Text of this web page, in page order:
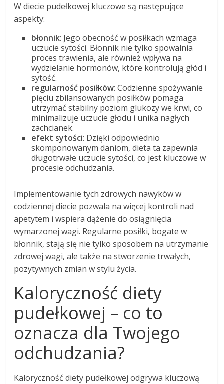
W diecie pudełkowej kluczowe są następujące
aspekty:
błonnik: Jego obecność w posiłkach wzmaga
uczucie sytości. Błonnik nie tylko spowalnia
proces trawienia, ale również wpływa na
wydzielanie hormonów, które kontrolują głód i
sytość.
regularność posiłków: Codzienne spożywanie
pięciu zbilansowanych posiłków pomaga
utrzymać stabilny poziom glukozy we krwi, co
minimalizuje uczucie głodu i unika nagłych
zachcianek.
efekt sytości: Dzięki odpowiednio
skomponowanym daniom, dieta ta zapewnia
długotrwałe uczucie sytości, co jest kluczowe w
procesie odchudzania.
Implementowanie tych zdrowych nawyków w
codziennej diecie pozwala na więcej kontroli nad
apetytem i wspiera dążenie do osiągnięcia
wymarzonej wagi. Regularne posiłki, bogate w
błonnik, stają się nie tylko sposobem na utrzymanie
zdrowej wagi, ale także na stworzenie trwałych,
pozytywnych zmian w stylu życia.
Kaloryczność diety
pudełkowej – co to
oznacza dla Twojego
odchudzania?
Kaloryczność diety pudełkowej odgrywa kluczową